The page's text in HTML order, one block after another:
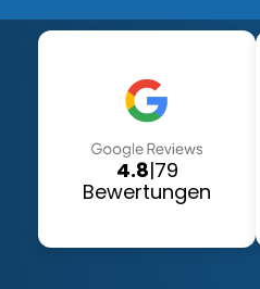
4.8|79
Bewertungen